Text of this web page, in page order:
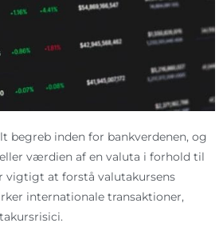
begreb inden for bankverdenen, og
værdien af en valuta i forhold til
vigtigt at forstå valutakursens
internationale transaktioner,